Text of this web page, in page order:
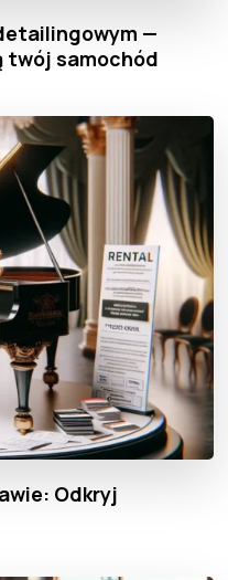
—
twój samochód
Odkryj